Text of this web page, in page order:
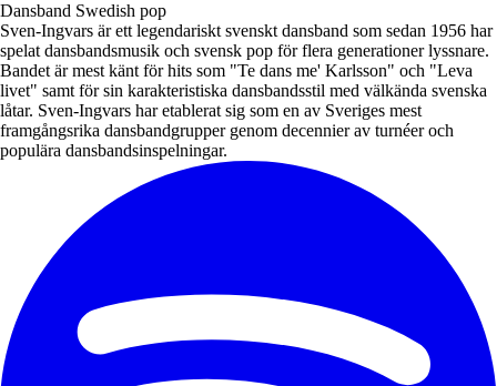
Dansband Swedish pop
Sven-Ingvars är ett legendariskt svenskt dansband som sedan 1956 har
spelat dansbandsmusik och svensk pop för flera generationer lyssnare.
Bandet är mest känt för hits som "Te dans me' Karlsson" och "Leva
livet" samt för sin karakteristiska dansbandsstil med välkända svenska
låtar. Sven-Ingvars har etablerat sig som en av Sveriges mest
framgångsrika dansbandgrupper genom decennier av turnéer och
populära dansbandsinspelningar.